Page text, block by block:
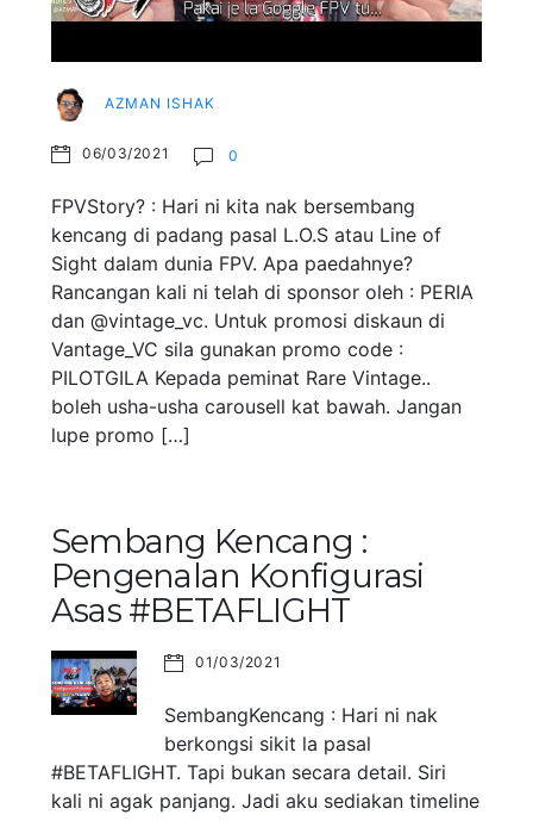
AZMAN ISHAK
06/03/2021 0
FPVStory? : Hari ni kita nak bersembang
kencang di padang pasal L.O.S atau Line of
Sight dalam dunia FPV. Apa paedahnye?
Rancangan kali ni telah di sponsor oleh : PERIA
dan @vintage_vc. Untuk promosi diskaun di
Vantage_VC sila gunakan promo code :
PILOTGILA Kepada peminat Rare Vintage..
boleh usha-usha carousell kat bawah. Jangan
lupe promo […]
Sembang Kencang :
Pengenalan Konfigurasi
Asas #BETAFLIGHT
01/03/2021
SembangKencang : Hari ni nak
berkongsi sikit la pasal
#BETAFLIGHT. Tapi bukan secara detail. Siri
kali ni agak panjang. Jadi aku sediakan timeline